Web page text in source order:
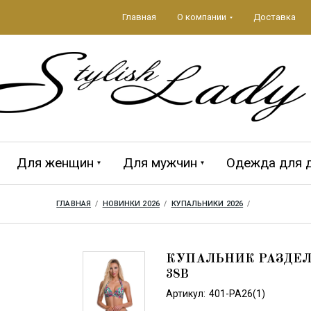
Главная О компании Доставка
Для женщин Для мужчин Одежда для
ГЛАВНАЯ
  /
НОВИНКИ 2026
  /
КУПАЛЬНИКИ 2026
  /
КУПАЛЬНИК
38B
Артикул: 401-PA26(1)